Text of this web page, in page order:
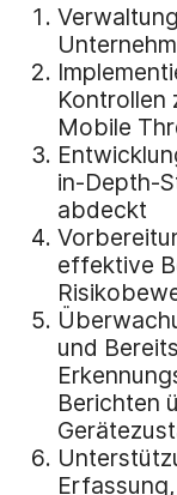
Kontrollen
Mobile
in-Depth-
abdeckt
effektive
und
Berichten